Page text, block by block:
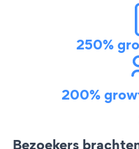
250%
200%
Bezoekers